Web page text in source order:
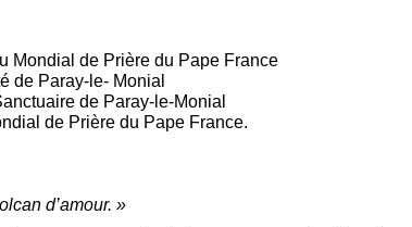
Mondial de Prière du Pape France
de Paray-le- Monial
de Paray-le-Monial
de Prière du Pape France.
d’amour. »